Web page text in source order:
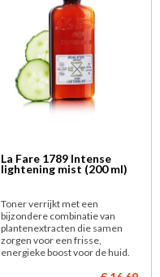
La Fare 1789 Intense
lightening mist (200 ml)
Toner verrijkt met een
bijzondere combinatie van
plantenextracten die samen
zorgen voor een frisse,
energieke boost voor de huid.